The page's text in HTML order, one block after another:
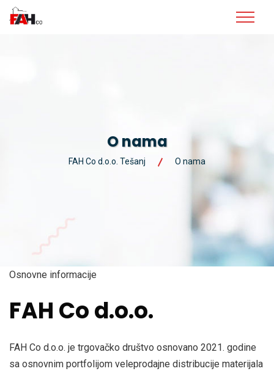
O nama
FAH Co d.o.o. Tešanj O nama
Osnovne informacije
FAH Co d.o.o.
FAH Co d.o.o. je trgovačko društvo osnovano 2021. godine
sa osnovnim portfolijom veleprodajne distribucije materijala